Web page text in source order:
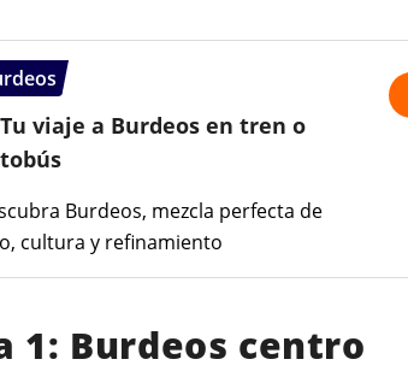
Tu viaje a Burdeos en tren o
Burdeos, mezcla perfecta de
cultura y refinamiento
1: Burdeos centro